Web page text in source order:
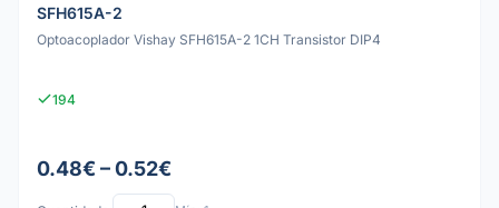
SFH615A-2
Optoacoplador Vishay SFH615A-2 1CH Transistor DIP4
194
0.48€ – 0.52€